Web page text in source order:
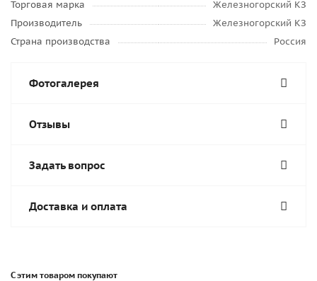
Торговая марка
Железногорский КЗ
Производитель
Железногорский КЗ
Страна производства
Россия
Фотогалерея
Отзывы
Задать вопрос
Доставка и оплата
С этим товаром покупают